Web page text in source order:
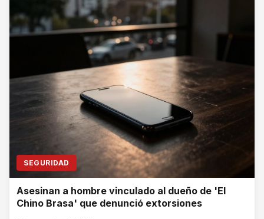
SEGURIDAD
Asesinan a hombre vinculado al dueño de 'El
Chino Brasa' que denunció extorsiones